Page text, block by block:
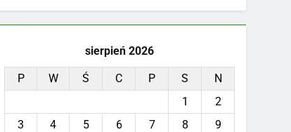
sierpień 2026
P W Ś C P S
N
1
2
3
4 5 6 7 8
9